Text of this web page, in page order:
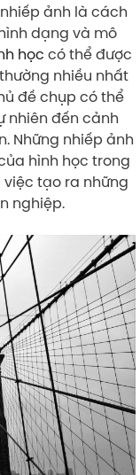
ảnh là cách
dạng và mô
học có thể được
nhiều nhất
đề chụp có thể
nhiên đến cảnh
Những nhiếp ảnh
hình học trong
tạo ra những
nghiệp.